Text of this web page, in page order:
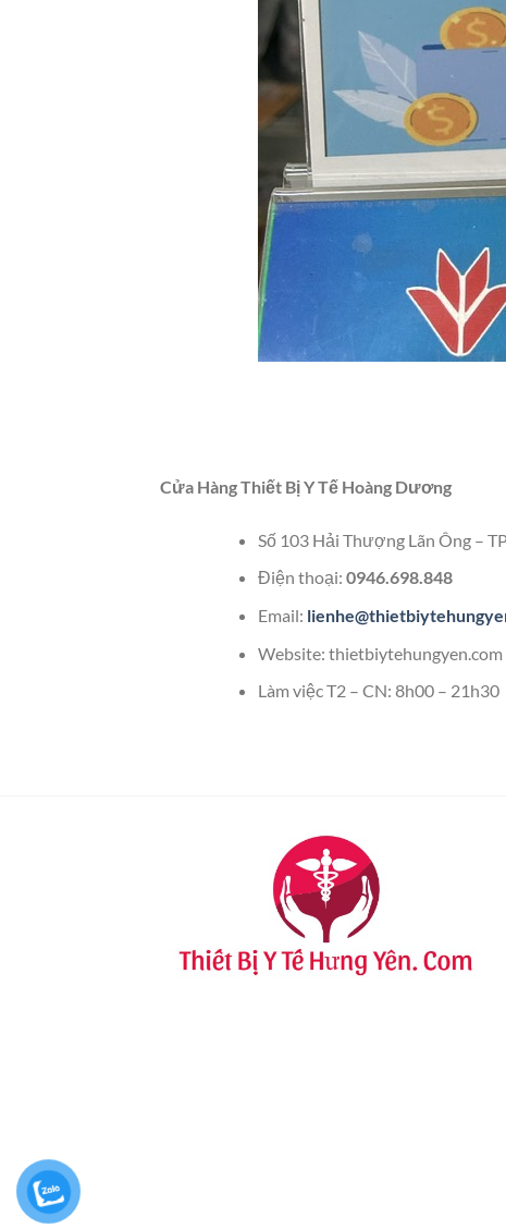
Cửa Hàng Thiết Bị Y Tế Hoàng Dương
Số 103 Hải Thượng Lãn Ông –
Điện thoại: 0946.698.848
Email:
Website: thietbiytehungyen.com
Làm việc T2 – CN: 8h00 – 21h30